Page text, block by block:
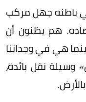
باطنه جهل مركب
هم يظنون أن
هي في وجداننا
وسيلة نقل بائدة،